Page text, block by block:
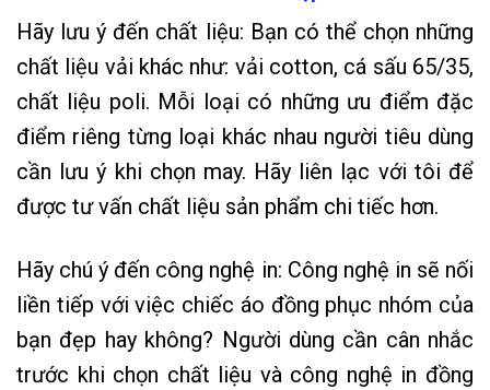
Hãy lưu ý đến chất liệu: Bạn có thể chọn những
chất liệu vải khác như: vải cotton, cá sấu 65/35,
chất liệu poli. Mỗi loại có những ưu điểm đặc
điểm riêng từng loại khác nhau người tiêu dùng
cần lưu ý khi chọn may. Hãy liên lạc với tôi để
được tư vấn chất liệu sản phẩm chi tiếc hơn.
Hãy chú ý đến công nghệ in: Công nghệ in sẽ nối
liền tiếp với việc chiếc áo đồng phục nhóm của
bạn đẹp hay không? Người dùng cần cân nhắc
trước khi chọn chất liệu và công nghệ in đồng